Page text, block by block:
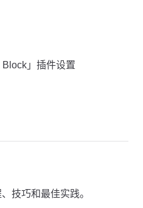
」插件设置
技巧和最佳实践。